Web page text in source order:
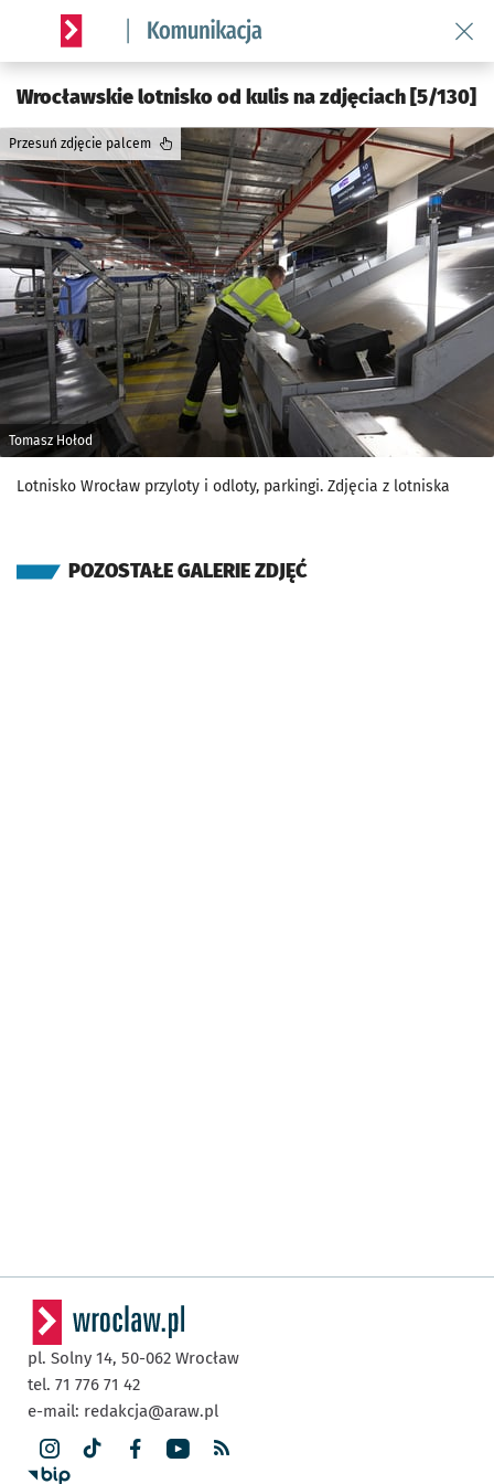
Serwis informacyjny wroclaw.pl podserwis: Komunikacja
Wrocławskie lotnisko od kulis na zdjęciach [5/130]
Tomasz Hołod
Przesuń zdjęcie palcem
Lotnisko Wrocław przyloty i odloty, parkingi. Zdjęcia z lotniska
POZOSTAŁE GALERIE ZDJĘĆ
pl. Solny 14, 50-062 Wrocław
tel. 71 776 71 42
e-mail: redakcja@araw.pl